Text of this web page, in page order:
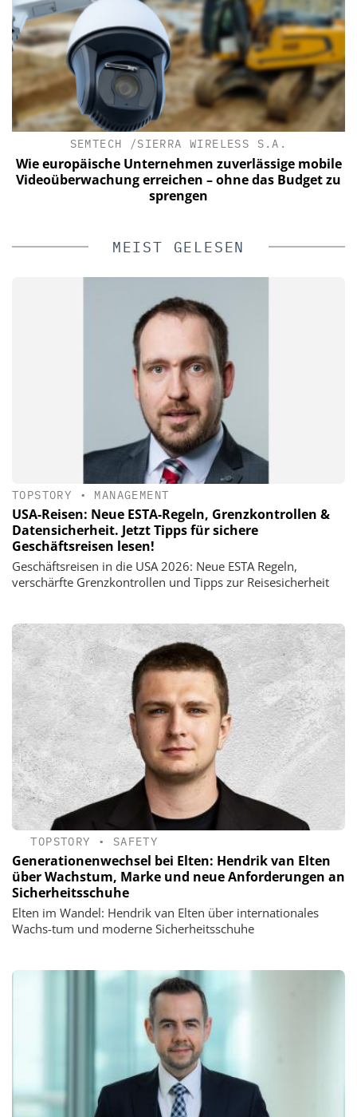
SEMTECH /SIERRA WIRELESS S.A.
Wie europäische Unternehmen zuverlässige mobile
Videoüberwachung erreichen – ohne das Budget zu
sprengen
MEIST GELESEN
TOPSTORY • MANAGEMENT
USA-Reisen: Neue ESTA-Regeln, Grenzkontrollen &
Datensicherheit. Jetzt Tipps für sichere
Geschäftsreisen lesen!
Geschäftsreisen in die USA 2026: Neue ESTA Regeln,
verschärfte Grenzkontrollen und Tipps zur Reisesicherheit
TOPSTORY • SAFETY
Generationenwechsel bei Elten: Hendrik van Elten
über Wachstum, Marke und neue Anforderungen an
Sicherheitsschuhe
Elten im Wandel: Hendrik van Elten über internationales
Wachs-tum und moderne Sicherheitsschuhe